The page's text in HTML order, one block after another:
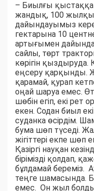
– Биылғы қыстаққа
жандық, 100
дайындауымыз
гектарына 10
артығымен
сайлы, төрт
көрігін қыздыруда.
еңсеру қарқынды.
қарамай, қурап
оңай шаруа емес.
шөбін егіп, екі
екен. Содан биыл
суданка өсірдім.
бума шөп түседі.
жігіттері екпе шөп
Қазіргі науқан
бірімізді қолдап,
бұлдамай береміз.
теңге шамасында.
емес. Он жыл